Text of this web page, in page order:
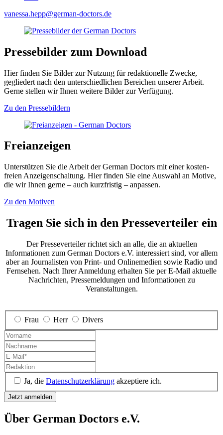
vanessa.hepp@german-doctors.de
Presse­bilder zum Down­load
Hier finden Sie Bilder zur Nutzung für redaktio­nelle Zwecke,
gegliedert nach den unter­schiedlichen Bereichen unserer Arbeit.
Gerne stellen wir Ihnen weitere Bilder zur Verfügung.
Zu den Pressebildern
Frei­anzeigen
Unter­stützen Sie die Arbeit der German Doctors mit einer kosten­
freien Anzeigenschaltung. Hier finden Sie eine Auswahl an Motive,
die wir Ihnen gerne – auch kurz­fristig – anpassen.
Zu den Motiven
Tragen Sie sich in den Presseverteiler ein
Der Presseverteiler richtet sich an alle, die an aktuellen
Informationen zum German Doctors e.V. interessiert sind, vor allem
aber an Journalisten von Print- und Onlinemedien sowie Radio und
Fernsehen. Nach Ihrer Anmeldung erhalten Sie per E-Mail aktuelle
Nachrichten, Pressemeldungen und Informationen zu
Veranstaltungen.
Frau Herr Divers
Ja, die Datenschutzerklärung akzeptiere ich.
Über German Doctors e.V.